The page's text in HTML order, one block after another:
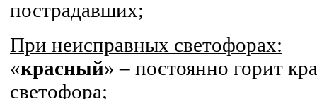
пострадавших;
При неисправных светофорах:
«красный» – постоянно горит
светофора;